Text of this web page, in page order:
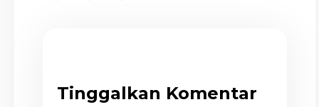
Tinggalkan Komentar